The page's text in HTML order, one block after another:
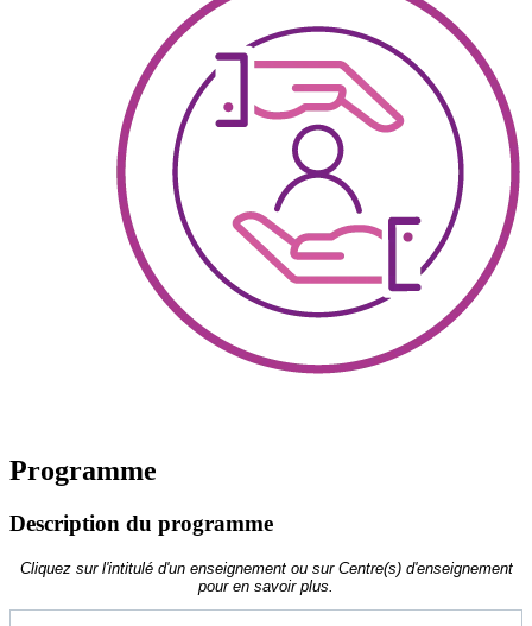
Programme
Description du programme
Cliquez sur l'intitulé d'un enseignement ou sur Centre(s) d'enseignement
pour en savoir plus.